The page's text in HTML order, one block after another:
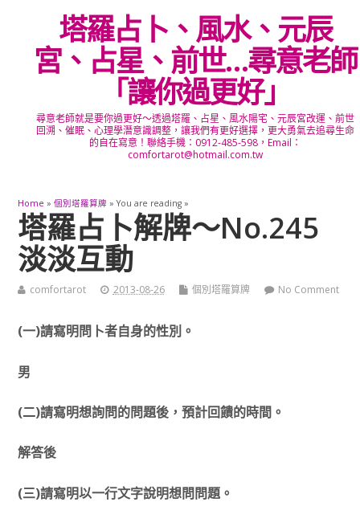
塔羅占卜、風水、元辰
宮、占星、前世…尋意老師
「讓你過更好」
尋意老師就是要你過更好～透過塔羅、占星、風水陽宅、元辰宮改運、前世
回溯、催眠、心理學潛意識調整，讓我們有更好選擇，更大勇氣去追尋生命
的自在寫意！聯絡手機：0912-485-598，Email：
comfortarot@hotmail.com.tw
Home » 個別塔羅算牌 » You are reading »
塔羅占卜解牌～No.245
淡淡互動
comfortarot 2013-08-26 個別塔羅算牌 No Comment
(一)請寫明問卜者自身的性別。
男
(二)請寫明想詢問的問題後，預計回饋的時間。
解答後
(三)請寫明以一行文字說明想問問題。